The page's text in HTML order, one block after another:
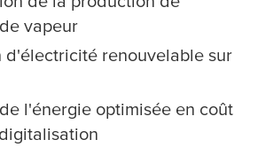
vapeur
d'électricité renouvelable sur
l'énergie optimisée en coût